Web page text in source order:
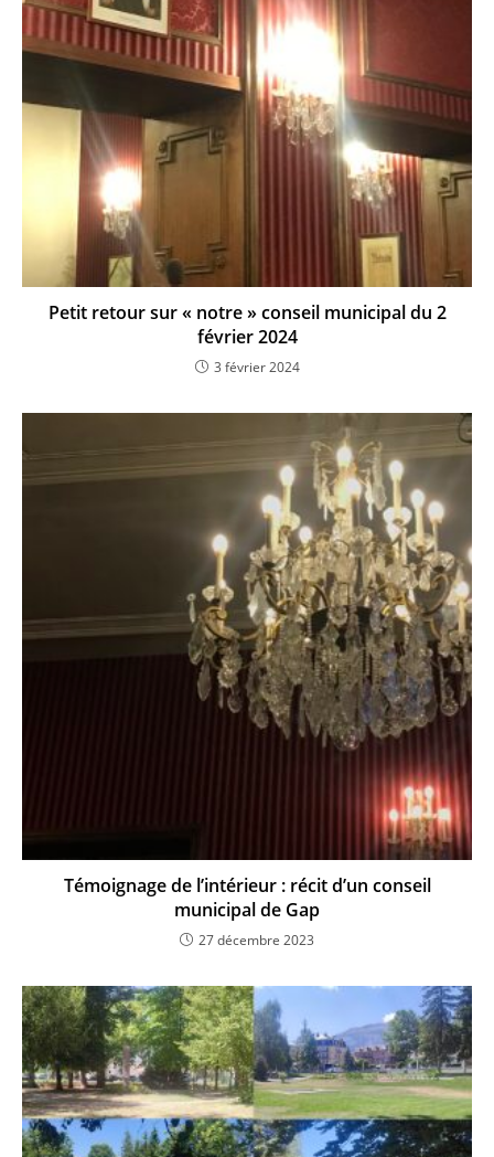
Petit retour sur « notre » conseil municipal du 2
février 2024
3 février 2024
Témoignage de l’intérieur : récit d’un conseil
municipal de Gap
27 décembre 2023